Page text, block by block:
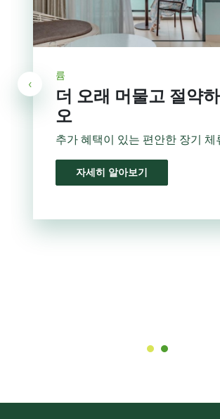
륨
더 오래 머물고 절약하
오
추가 혜택이 있는 편안한 장기 체
자세히 알아보기
‹